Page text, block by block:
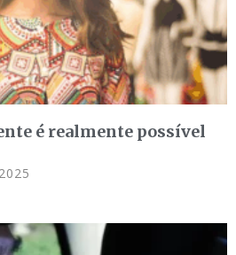
é realmente possível